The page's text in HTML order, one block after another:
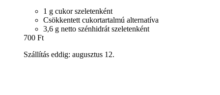
1 g cukor szeletenként
Csökkentett cukortartalmú alternatíva
3,6 g netto szénhidrát szeletenként
700 Ft
Szállítás eddig: augusztus 12.